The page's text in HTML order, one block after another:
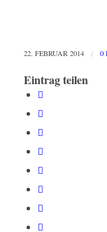
22. FEBRUAR 2014 / 0
Eintrag teilen